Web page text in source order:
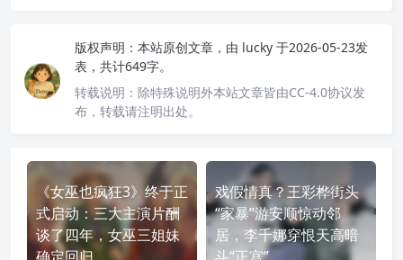
版权声明： 本站原创文章，由 lucky 于2026-05-23发
表，共计649字。
转载说明： 除特殊说明外本站文章皆由CC-4.0协议发
布，转载请注明出处。
《女巫也疯狂3》终于正
式启动：三大主演片酬
谈了四年，女巫三姐妹
戏假情真？王彩桦街头
“家暴”游安顺惊动邻
居，李千娜穿恨天高暗